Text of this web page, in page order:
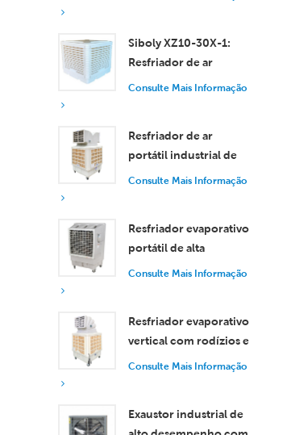
médios.
Siboly XZ10-30X-1:
Resfriador de ar
evaporativo industrial
Consulte Mais Informação
Resfriador de ar
portátil industrial de
18.000 m³/h com
grandes espaços.
Consulte Mais Informação
Resfriador evaporativo
portátil de alta
eficiência com
remoto.
Consulte Mais Informação
Resfriador evaporativo
vertical com rodízios e
controle remoto, com
Consulte Mais Informação
Exaustor industrial de